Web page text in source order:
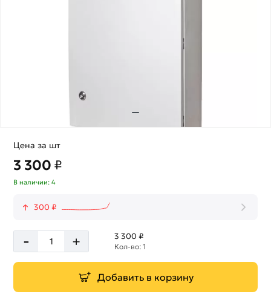
Цена за шт
3 300 ₽
В наличии: 4
300 ₽
- + 3 300 ₽
Кол-во: 1
Добавить в корзину